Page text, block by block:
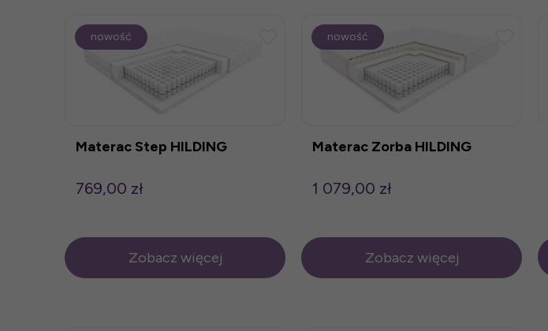
Materac Step HILDING
769,00 zł
Zobacz więcej
nowość
Materac Zorba HILDING
1 079,00 zł
Zobacz więcej
nowość